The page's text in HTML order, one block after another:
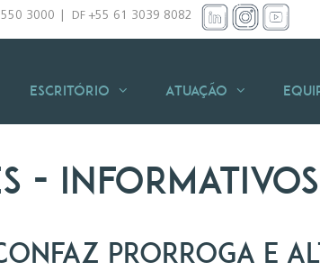
3000 DF +55 61 3039 8082
Escritório Atuação
- informativos
prorroga e